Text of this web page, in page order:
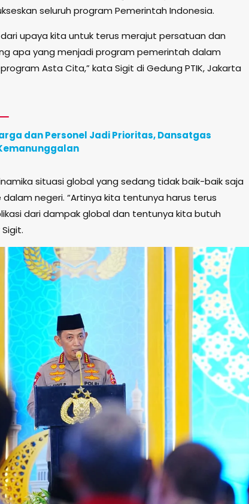
seluruh program Pemerintah Indonesia.
upaya kita untuk terus merajut persatuan dan
apa yang menjadi program pemerintah dalam
Asta Cita,” kata Sigit di Gedung PTIK, Jakarta
dan Personel Jadi Prioritas, Dansatgas
situasi global yang sedang tidak baik-baik saja
negeri. “Artinya kita tentunya harus terus
dari dampak global dan tentunya kita butuh